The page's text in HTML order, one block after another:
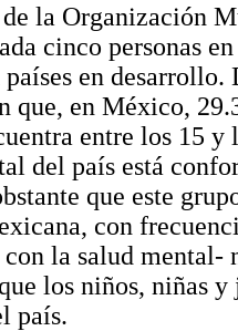
la Organización
cinco personas
en
que, en México,
entre los 15 y
del país está
que este
con
con la salud
los niños, niñas
país.